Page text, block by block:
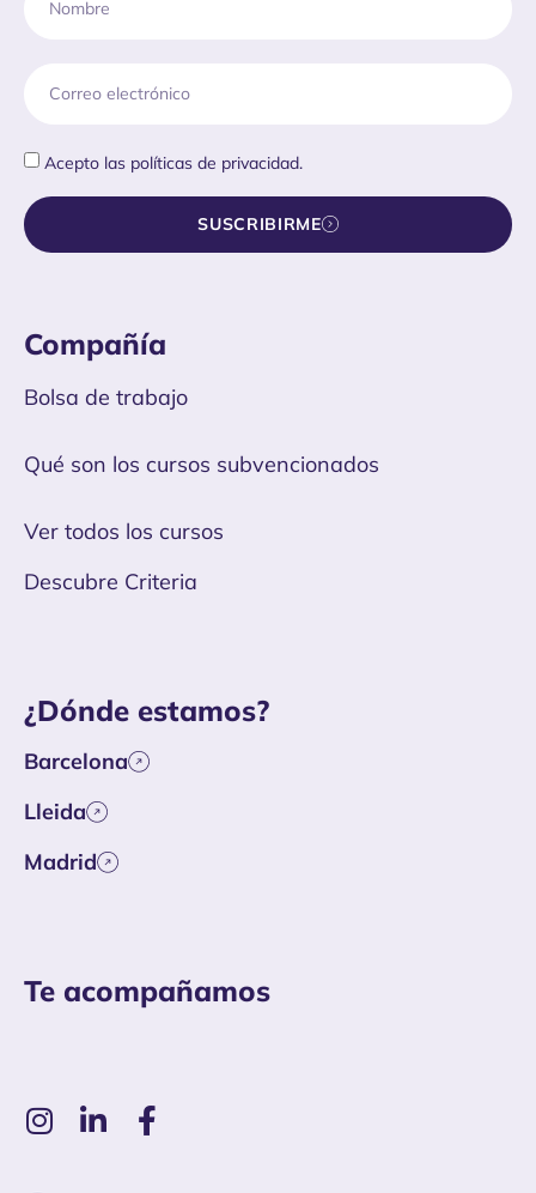
Acepto las políticas de privacidad.
SUSCRIBIRME
Compañía
Bolsa de trabajo
Qué son los cursos subvencionados
Ver todos los cursos
Descubre Criteria
¿Dónde estamos?
Barcelona
Lleida
Madrid
Te acompañamos